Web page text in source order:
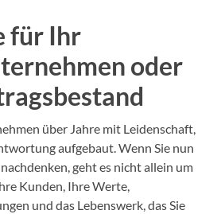
für Ihr
oder
über Jahre mit Leidenschaft,
aufgebaut. Wenn Sie nun
geht es nicht allein um
Kunden, Ihre Werte,
und das Lebenswerk, das Sie